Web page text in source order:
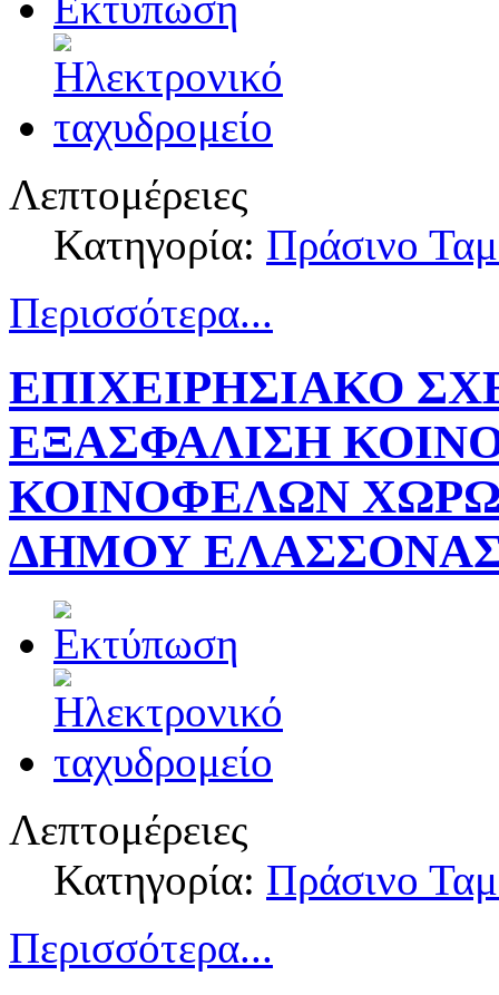
Λεπτομέρειες
Κατηγορία: Πράσινο
Περισσότερα...
ΕΠΙΧΕΙΡΗΣΙΑΚΟ
ΕΞΑΣΦΑΛΙΣΗ
ΚΟΙΝΟΦΕΛΩΝ
ΔΗΜΟΥ
Λεπτομέρειες
Κατηγορία: Πράσινο
Περισσότερα...